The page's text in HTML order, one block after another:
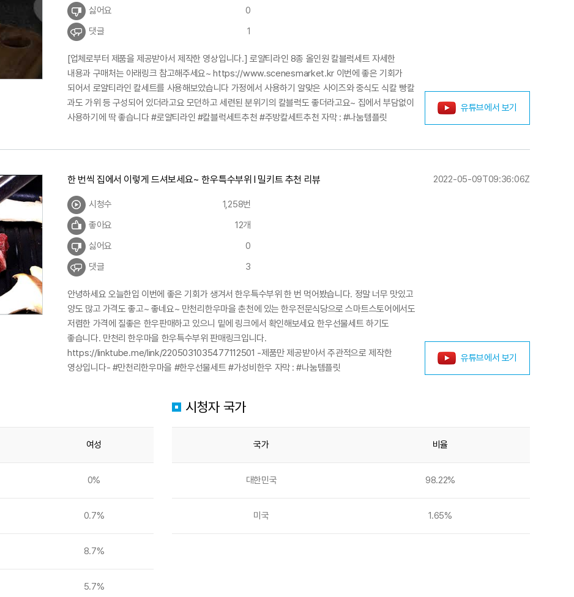
싫어요
0
댓글
1
[업체로부터 제품을 제공받아서 제작한 영상입니다.] 로얄티라인 8종 올인원 칼블럭세트 자세한
내용과 구매처는 아래링크 참고해주세요~ https://www.scenesmarket.kr 이번에 좋은 기회가
되어서 로얄티라인 칼세트를 사용해보았습니다 가정에서 사용하기 알맞은 사이즈와 중식도 식칼 빵칼
과도 가위 등 구성되어 있더라고요 모던하고 세련된 분위기의 칼블럭도 좋더라고요~ 집에서 부담없이
사용하기에 딱 좋습니다 #로얄티라인 #칼블럭세트추천 #주방칼세트추천 자막 : #나눔템플릿
유튜브에서 보기
한 번씩 집에서 이렇게 드셔보세요~ 한우특수부위 l 밀키트 추천 리뷰 2022-05-09T09:36:06Z
시청수
1,258번
좋아요
12개
싫어요
0
댓글
3
안녕하세요 오늘한입 이번에 좋은 기회가 생겨서 한우특수부위 한 번 먹어봤습니다. 정말 너무 맛있고
양도 많고 가격도 좋고~ 좋네요~ 만천리한우마을 춘천에 있는 한우전문식당으로 스마트스토어에서도
저렴한 가격에 질좋은 한우판매하고 있으니 밑에 링크에서 확인해보세요 한우선물세트 하기도
좋습니다. 만천리 한우마을 한우특수부위 판매링크입니다.
https://linktube.me/link/2205031035477112501 -제품만 제공받아서 주관적으로 제작한
영상입니다- #만천리한우마을 #한우선물세트 #가성비한우 자막 : #나눔템플릿
유튜브에서 보기
여성
0%
0.7%
8.7%
5.7%
시청자 국가
국가 비율
대한민국 98.22%
미국 1.65%